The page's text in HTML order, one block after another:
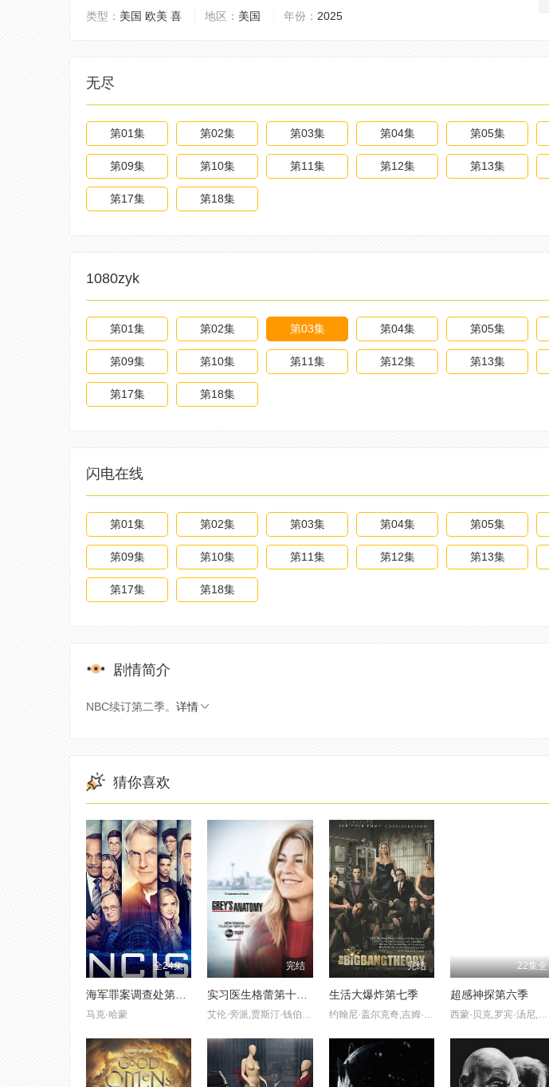
类型： 美国 欧美 喜 地区： 美国 年份： 2025
无尽
第01集 第02集 第03集 第04集 第05集
第09集 第10集 第11集 第12集 第13集
第17集 第18集
1080zyk
第01集 第02集 第03集 第04集 第05集
第09集 第10集 第11集 第12集 第13集
第17集 第18集
闪电在线
第01集 第02集 第03集 第04集 第05集
第09集 第10集 第11集 第12集 第13集
第17集 第18集
剧情简介
NBC续订第二季。 详情
猜你喜欢
全24集
海军罪案调查处第十六季
马克·哈蒙
完结
实习医生格蕾第十五季
艾伦·旁派,贾斯汀·钱伯斯,钱德拉·威尔森,小詹姆斯·皮肯斯
完结
生活大爆炸第七季
约翰尼·盖尔克奇,吉姆·帕森斯,凯莉·库柯,西蒙·赫尔伯格
22集全
超感神探第六季
西蒙·贝克,罗宾·汤尼,蒂姆·康,欧文·约曼